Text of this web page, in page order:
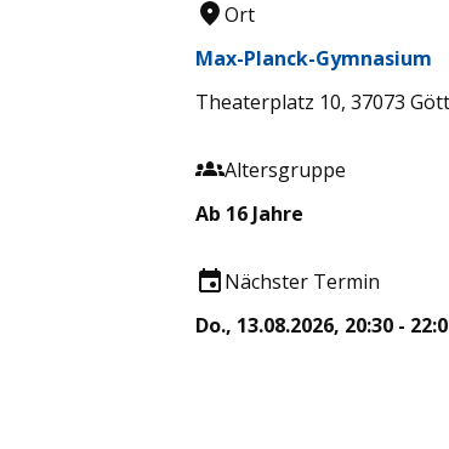
Ort
Max-Planck-Gymnasium
Theaterplatz 10, 37073
Altersgruppe
Ab 16 Jahre
Nächster Termin
Do., 13.08.2026, 20:30 -